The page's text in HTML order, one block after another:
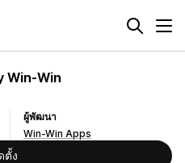
Win‑Win
ผู้พัฒนา
Win-Win Apps
ตั้ง